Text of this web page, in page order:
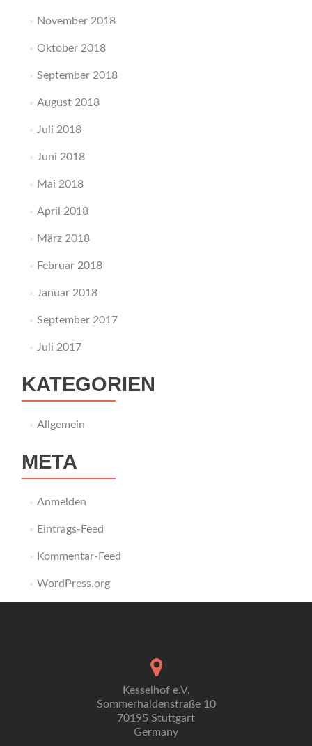
November 2018
Oktober 2018
September 2018
August 2018
Juli 2018
Juni 2018
Mai 2018
April 2018
März 2018
Februar 2018
Januar 2018
September 2017
Juli 2017
KATEGORIEN
Allgemein
META
Anmelden
Eintrags-Feed
Kommentar-Feed
WordPress.org
Kesselhof e.V.
Sommerhaldenstraße 10
70195 Stuttgart
Germany